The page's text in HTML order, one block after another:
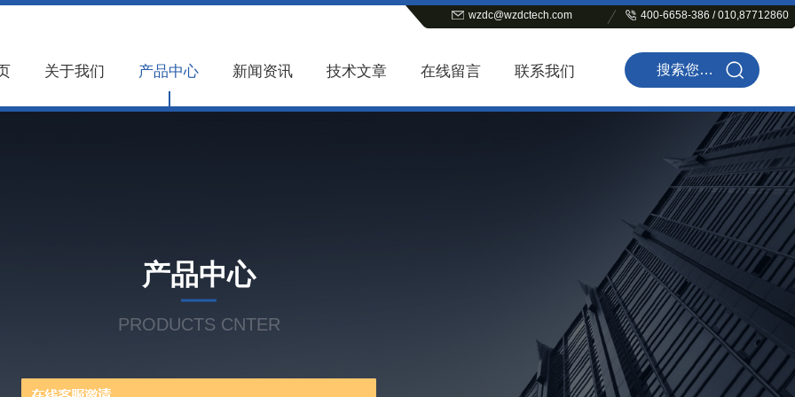
wzdc@wzdctech.com 400-6658-386 / 010,87712860
关于我们 产品中心 新闻资讯 技术文章 在线留言 联系我们
产品中心
PRODUCTS CNTER